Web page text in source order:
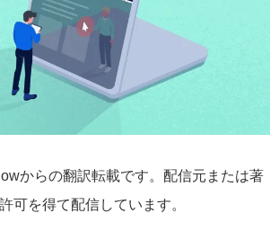
からの翻訳転載です。配信元または著
可を得て配信しています。